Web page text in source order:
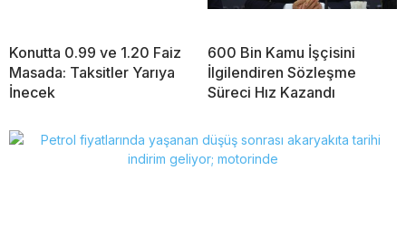
Konutta 0.99 ve 1.20 Faiz
Masada: Taksitler Yarıya
İnecek
600 Bin Kamu İşçisini
İlgilendiren Sözleşme
Süreci Hız Kazandı